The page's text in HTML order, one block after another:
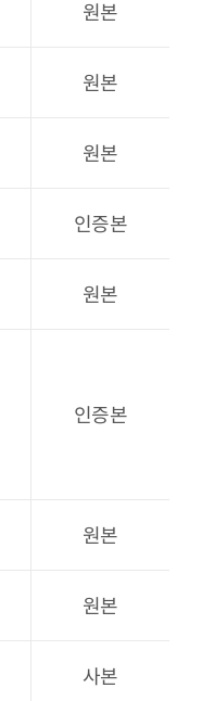
원본
원본
원본
인증본
원본
인증본
원본
원본
사본